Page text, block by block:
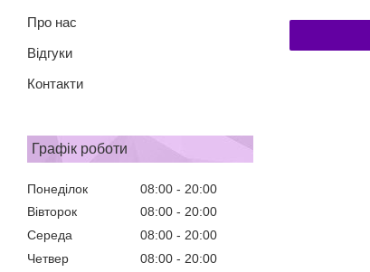
Про нас
Відгуки
Контакти
Графік роботи
Понеділок 08:00
20:00
Вівторок
08:00
20:00
Середа
08:00
20:00
Четвер
08:00
20:00